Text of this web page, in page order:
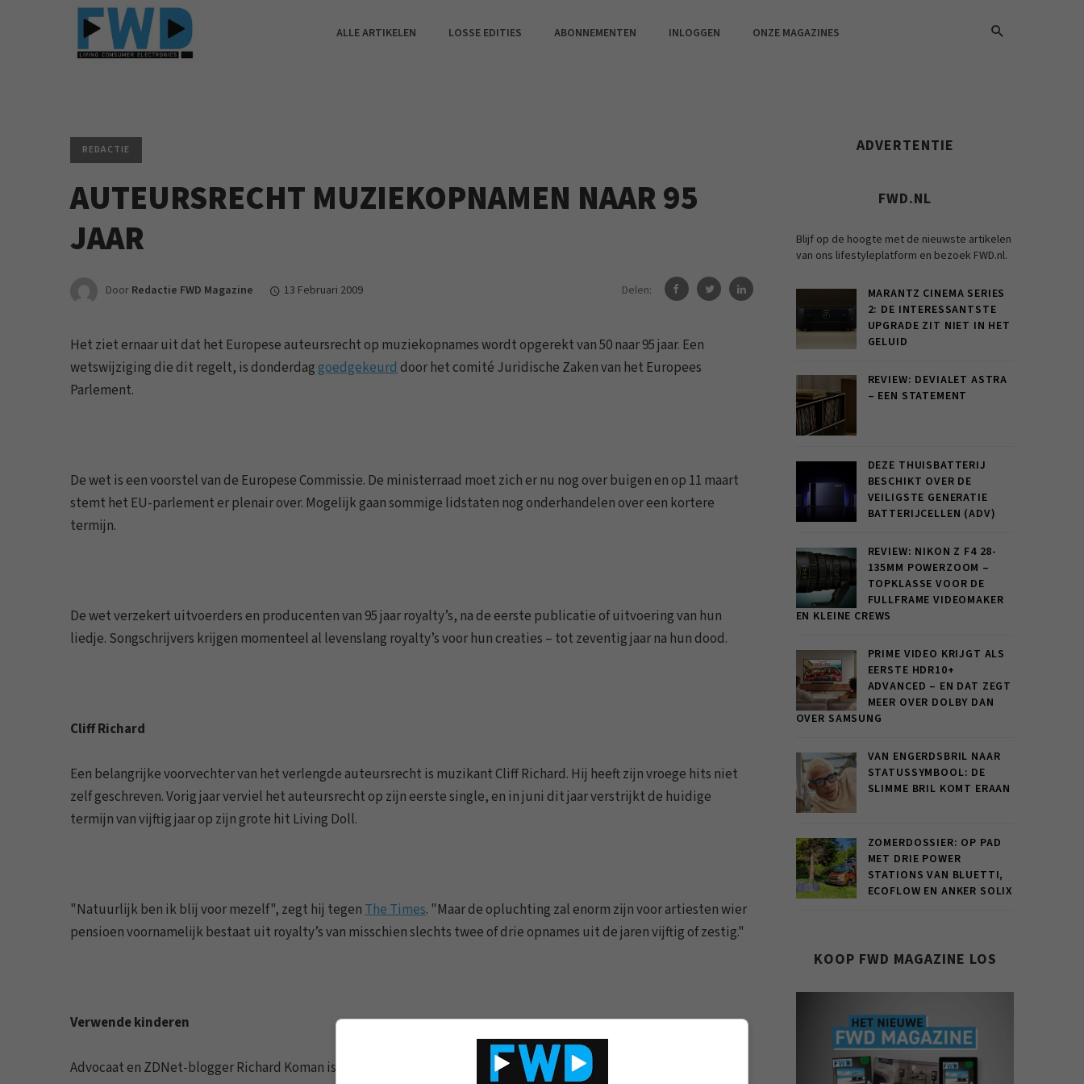
ALLE ARTIKELEN LOSSE EDITIES ABONNEMENTEN INLOGGEN ONZE MAGAZINES
REDACTIE
AUTEURSRECHT MUZIEKOPNAMEN NAAR 95
JAAR
Door Redactie FWD Magazine 13 Februari 2009 Delen:
Het ziet ernaar uit dat het Europese auteursrecht op muziekopnames wordt opgerekt van 50 naar 95 jaar. Een
wetswijziging die dit regelt, is donderdag goedgekeurddoor het comité Juridische Zaken van het Europees
Parlement.
De wet is een voorstel van de Europese Commissie. De ministerraad moet zich er nu nog over buigen en op 11 maart
stemt het EU-parlement er plenair over. Mogelijk gaan sommige lidstaten nog onderhandelen over een kortere
termijn.
De wet verzekert uitvoerders en producenten van 95 jaar royalty’s, na de eerste publicatie of uitvoering van hun
liedje. Songschrijvers krijgen momenteel al levenslang royalty’s voor hun creaties – tot zeventig jaar na hun dood.
Cliff Richard
Een belangrijke voorvechter van het verlengde auteursrecht is muzikant Cliff Richard. Hij heeft zijn vroege hits niet
zelf geschreven. Vorig jaar verviel het auteursrecht op zijn eerste single, en in juni dit jaar verstrijkt de huidige
termijn van vijftig jaar op zijn grote hit Living Doll.
"Natuurlijk ben ik blij voor mezelf", zegt hij tegenThe Times. "Maar de opluchting zal enorm zijn voor artiesten wier
pensioen voornamelijk bestaat uit royalty’s van misschien slechts twee of drie opnames uit de jaren vijftig of zestig."
Verwende kinderen
Advocaat en ZDNet-blogger Richard Koman is minder enthousiast. Hij snapt dat het auteursrecht noodzakelijke
ADVERTENTIE
FWD.NL
Blijf op de hoogte met de nieuwste artikelen
van ons lifestyleplatform en bezoek FWD.nl.
MARANTZ CINEMA SERIES
2: DE INTERESSANTSTE
UPGRADE ZIT NIET IN HET
GELUID
REVIEW: DEVIALET ASTRA
– EEN STATEMENT
DEZE THUISBATTERIJ
BESCHIKT OVER DE
VEILIGSTE GENERATIE
BATTERIJCELLEN (ADV)
REVIEW: NIKON Z F4 28-
135MM POWERZOOM –
TOPKLASSE VOOR DE
FULLFRAME VIDEOMAKER
EN KLEINE CREWS
PRIME VIDEO KRIJGT ALS
EERSTE HDR10+
ADVANCED – EN DAT ZEGT
MEER OVER DOLBY DAN
OVER SAMSUNG
VAN ENGERDSBRIL NAAR
STATUSSYMBOOL: DE
SLIMME BRIL KOMT ERAAN
ZOMERDOSSIER: OP PAD
MET DRIE POWER
STATIONS VAN BLUETTI,
ECOFLOW EN ANKER SOLIX
KOOP FWD MAGAZINE LOS